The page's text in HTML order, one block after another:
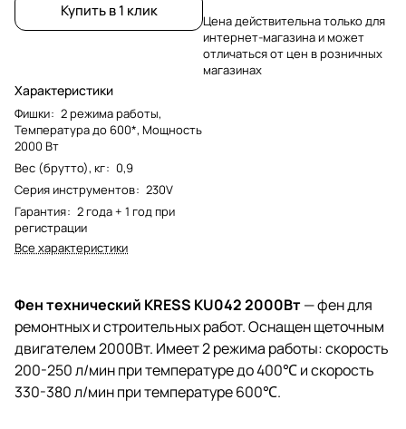
Купить в 1 клик
Характеристики
Фишки: 2 режима работы,
Температура до 600*, Мощность
2000 Вт
Вес (брутто), кг: 0,9
Серия инструментов: 230V
Гарантия: 2 года + 1 год при
регистрации
Все характеристики
Цена действительна только для
интернет-магазина и может
отличаться от цен в розничных
магазинах
Фен технический KRESS KU042 2000Вт— фен для
ремонтных и строительных работ. Оснащен щеточным
двигателем 2000Вт. Имеет 2 режима работы: скорость
200-250 л/мин при температуре до 400℃ и скорость
330-380 л/мин при температуре 600℃.